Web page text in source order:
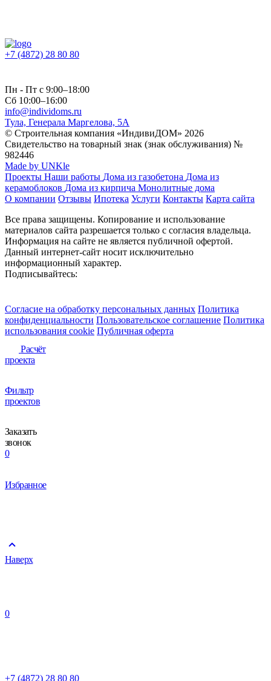
+7 (4872) 28 80 80
Пн - Пт с 9:00–18:00
Сб 10:00–16:00
info@individoms.ru
Тула, Генерала Маргелова, 5А
© Строительная компания «ИндивиДОМ» 2026
Свидетельство на товарный знак (знак обслуживания) №
982446
Made by UNKle
Проекты Наши работы Дома из газобетона Дома из
керамоблоков Дома из кирпича Монолитные дома
О компании Отзывы Ипотека Услуги Контакты Карта сайта
Все права защищены. Копирование и использование
материалов сайта разрешается только с согласия владельца.
Информация на сайте не является публичной офертой.
Данный интернет-сайт носит исключительно
информационный характер.
Подписывайтесь:
Согласие на обработку персональных данных Политика
конфиденциальности Пользовательское соглашение Политика
использования сookie Публичная оферта
Расчёт
проекта
Фильтр
проектов
Заказать
звонок
0
Избранное
Наверх
0
+7 (4872) 28 80 80